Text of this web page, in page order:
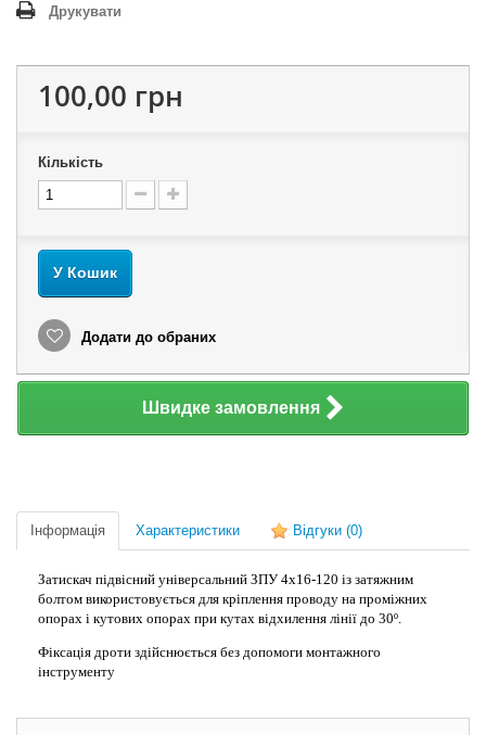
Друкувати
100,00 грн
Кількість
У Кошик
Додати до обраних
Швидке замовлення
Інформація Характеристики Відгуки (0)
Затискач підвісний універсальний ЗПУ 4х16-120 із затяжним
болтом використовується для кріплення проводу на проміжних
опорах і кутових опорах при кутах відхилення лінії до 30º.
Фіксація дроти здійснюється без допомоги монтажного
інструменту